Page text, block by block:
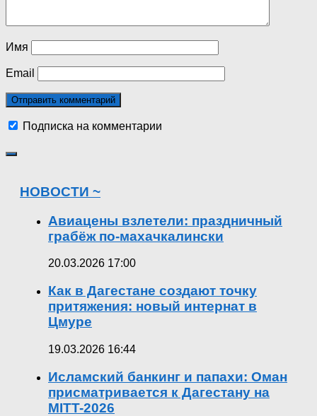
Имя
Email
Подписка на комментарии
НОВОСТИ ~
Авиацены взлетели: праздничный
грабёж по-махачкалински
20.03.2026 17:00
Как в Дагестане создают точку
притяжения: новый интернат в
Цмуре
19.03.2026 16:44
Исламский банкинг и папахи: Оман
присматривается к Дагестану на
MITT-2026